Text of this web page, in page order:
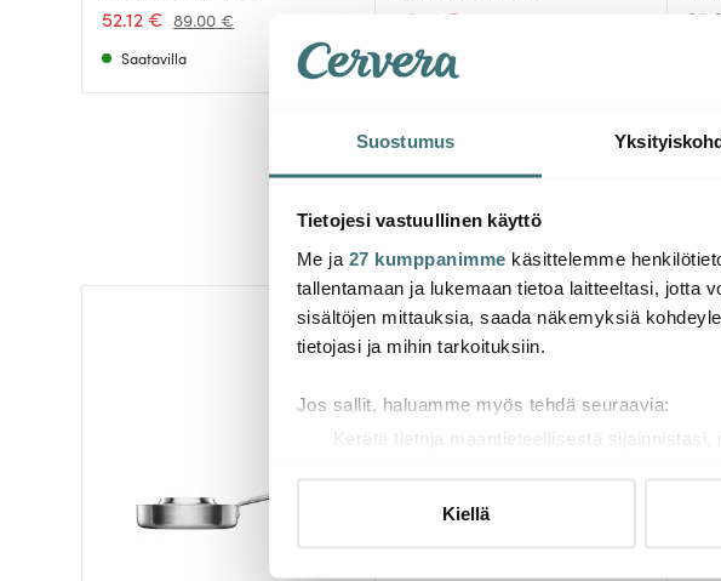
Suostumus
Tietojesi vastuullinen käyttö
Me ja 27 kumppanimme käsittelemme
tallentamaan ja lukemaan tietoa laitteeltasi, jotta
sisältöjen mittauksia, saada näkemyksiä
tietojasi ja mihin tarkoituksiin.
Jos sallit, haluamme myös tehdä seuraavia:
Kerätä tietoja maantieteellisestä
Kiellä
52.12 € 89.00 €
Saatavilla
45.41 €
Saatavilla
-35% -39%